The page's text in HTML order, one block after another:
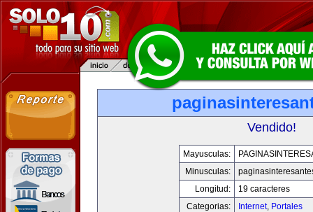
Vendido!
Mayusculas:
Minusculas:
Longitud:
19 caracteres
Categorias:
Internet, Portales